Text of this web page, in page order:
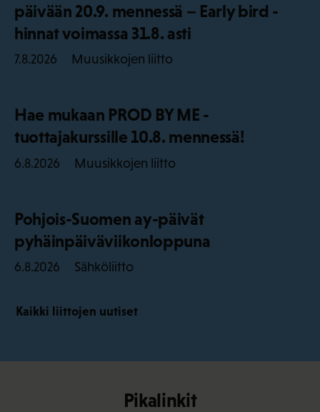
päivään 20.9. mennessä – Early bird -
hinnat voimassa 31.8. asti
7.8.2026 Muusikkojen liitto
Hae mukaan PROD BY ME -
tuottajakurssille 10.8. mennessä!
6.8.2026 Muusikkojen liitto
Pohjois-Suomen ay-päivät
pyhäinpäiväviikonloppuna
6.8.2026 Sähköliitto
Kaikki liittojen uutiset
Pikalinkit